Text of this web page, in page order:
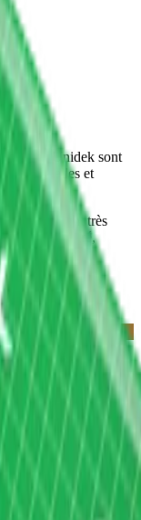
Unidek sont
et
ils se posent très
toiture intégré,
bande de
et